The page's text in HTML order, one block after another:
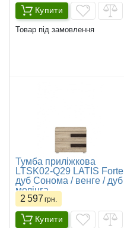
Купити
Товар під замовлення
Тумба приліжкова
LTSK02-Q29 LATIS Forte
дуб Сонома / венге / дуб
мелінга
2 597 грн.
Купити